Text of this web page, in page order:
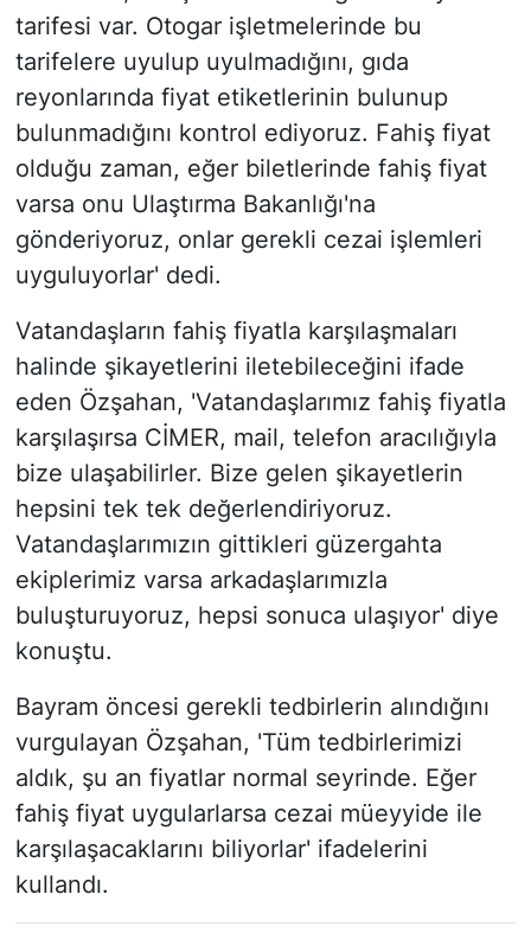
tarifesi var. Otogar işletmelerinde bu
tarifelere uyulup uyulmadığını, gıda
reyonlarında fiyat etiketlerinin bulunup
bulunmadığını kontrol ediyoruz. Fahiş fiyat
olduğu zaman, eğer biletlerinde fahiş fiyat
varsa onu Ulaştırma Bakanlığı'na
gönderiyoruz, onlar gerekli cezai işlemleri
uyguluyorlar' dedi.
Vatandaşların fahiş fiyatla karşılaşmaları
halinde şikayetlerini iletebileceğini ifade
eden Özşahan, 'Vatandaşlarımız fahiş fiyatla
karşılaşırsa CİMER, mail, telefon aracılığıyla
bize ulaşabilirler. Bize gelen şikayetlerin
hepsini tek tek değerlendiriyoruz.
Vatandaşlarımızın gittikleri güzergahta
ekiplerimiz varsa arkadaşlarımızla
buluşturuyoruz, hepsi sonuca ulaşıyor' diye
konuştu.
Bayram öncesi gerekli tedbirlerin alındığını
vurgulayan Özşahan, 'Tüm tedbirlerimizi
aldık, şu an fiyatlar normal seyrinde. Eğer
fahiş fiyat uygularlarsa cezai müeyyide ile
karşılaşacaklarını biliyorlar' ifadelerini
kullandı.